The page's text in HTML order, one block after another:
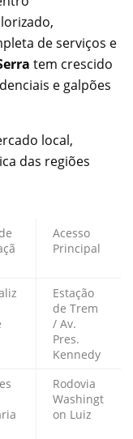
de serviços e
tem crescido
e galpões
local,
das regiões
Acesso
Principal
Estação
de Trem
/ Av.
Pres.
Kennedy
Rodovia
Washingt
on Luiz